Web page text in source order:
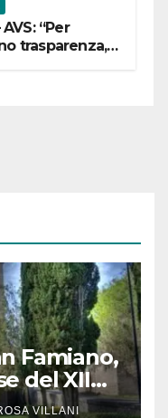
“Per
trasparenza,
Famiano,
del XII
VILLANI